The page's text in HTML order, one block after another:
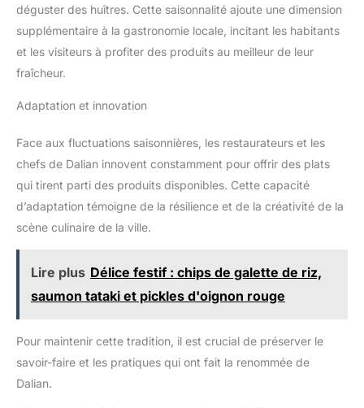
déguster des huîtres. Cette saisonnalité ajoute une dimension
supplémentaire à la gastronomie locale, incitant les habitants
et les visiteurs à profiter des produits au meilleur de leur
fraîcheur.
Adaptation et innovation
Face aux fluctuations saisonnières, les restaurateurs et les
chefs de Dalian innovent constamment pour offrir des plats
qui tirent parti des produits disponibles. Cette capacité
d’adaptation témoigne de la résilience et de la créativité de la
scène culinaire de la ville.
Lire plus Délice festif : chips de galette de riz,
saumon tataki et pickles d'oignon rouge
Pour maintenir cette tradition, il est crucial de préserver le
savoir-faire et les pratiques qui ont fait la renommée de
Dalian.